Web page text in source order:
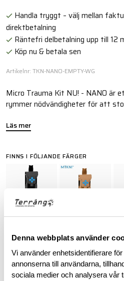
Denna webbplats använder
Vi använder enhetsidentifierare
annonserna till användarna,
sociala medier och analysera vår
Handla tryggt – välj mellan
direktbetalning
Räntefri delbetalning upp till 12
Köp nu & betala sen
Artikelnr: TKN-NANO-EMPTY-WG
Micro Trauma Kit NU! - NANO är
rymmer nödvändigheter för att
Läs mer
FINNS I FÖLJANDE FÄRGER
RECENSIONER